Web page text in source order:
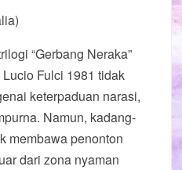
“Gerbang Neraka”
Fulci 1981 tidak
keterpaduan narasi,
Namun, kadang-
membawa penonton
dari zona nyaman